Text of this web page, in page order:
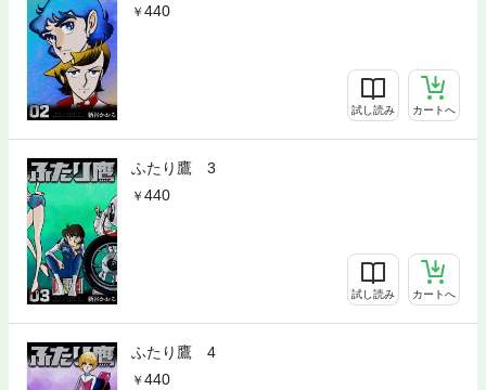
440
試し読み カートへ
ふたり鷹 3
440
試し読み カートへ
ふたり鷹 4
440